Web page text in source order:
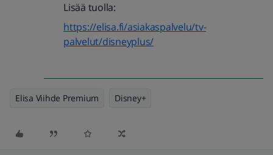
Lisää tuolla:
https://elisa.fi/asiakaspalvelu/tv-
palvelut/disneyplus/
Elisa Viihde Premium Disney+